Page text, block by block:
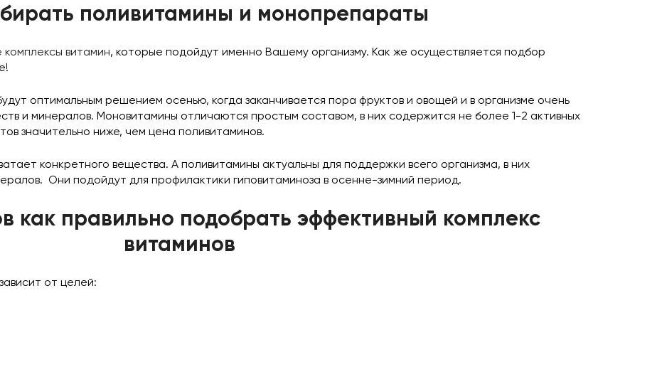
поливитамины и монопрепараты
витамин, которые подойдут именно Вашему организму. Как же осуществляется подбор
оптимальным решением осенью, когда заканчивается пора фруктов и овощей и в организме очень
и минералов. Моновитамины отличаются простым составом, в них содержится не более 1-2 активных
значительно ниже, чем цена поливитаминов.
конкретного вещества. А поливитамины актуальны для поддержки всего организма, в них
Они подойдут для профилактики гиповитаминоза в осенне-зимний период.
как правильно подобрать эффективный комплекс
витаминов
от целей: